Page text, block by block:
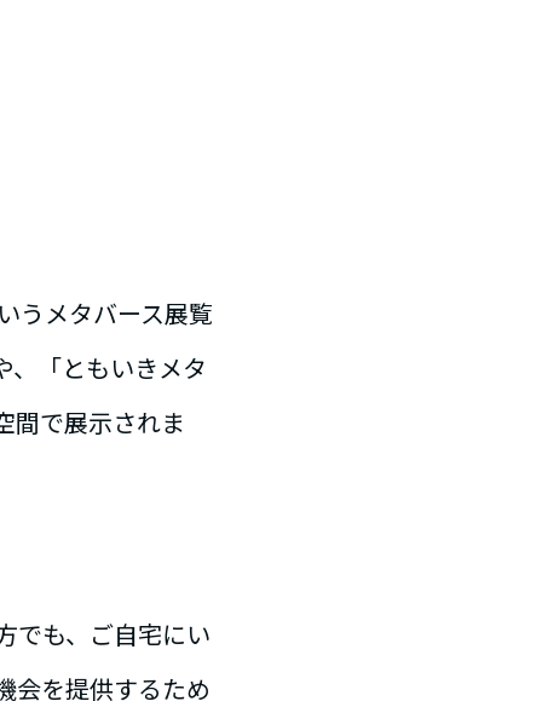
うメタバース展覧
、「ともいきメタ
間で展示されま
でも、ご自宅にい
会を提供するため